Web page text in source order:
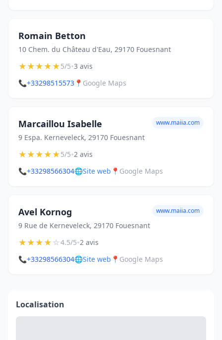
Romain Betton
10 Chem. du Château d'Eau, 29170 Fouesnant
★★★★★5/5•3 avis
📞+33298515573 📍 Google Maps
Marcaillou Isabelle
9 Espa. Kerneveleck, 29170 Fouesnant
www.maiia.com
★★★★★5/5•2 avis
📞+33298566304🌐Site web 📍 Google Maps
Avel Kornog
9 Rue de Kerneveleck, 29170 Fouesnant
www.maiia.com
★★★★☆4.5/5•2 avis
📞+33298566304🌐Site web 📍 Google Maps
Localisation